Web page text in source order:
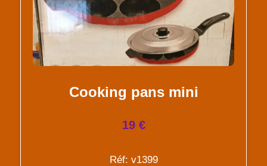
Cooking pans mini
19 €
Réf: v1399